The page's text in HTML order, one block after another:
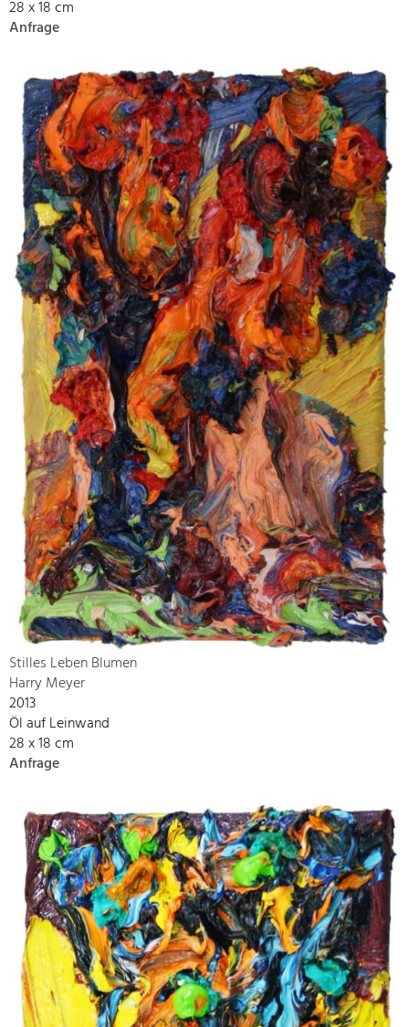
28 x 18 cm
Anfrage
Stilles Leben Blumen
Harry Meyer
2013
Öl auf Leinwand
28 x 18 cm
Anfrage